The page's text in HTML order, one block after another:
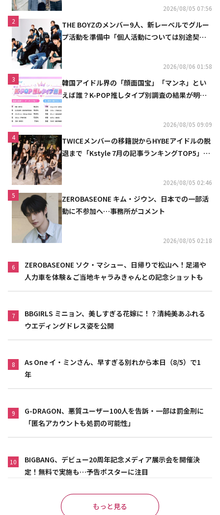
2026/08/05 07:56
2
THE BOYZのメンバー9人、新レーベルでグルー
プ活動を準備中「個人活動については別途契約
2026/08/06 01:58
3
韓国アイドル界の「顔面国宝」「マンネ」とい
えば誰？K-POP推しタイプ別調査の結果が明ら
2026/08/05 09:09
4
TWICEメンバーの移籍説からHYBEアイドルの脱
退まで「Kstyle 7月の記事ランキングTOP5」を
2026/08/05 02:46
5
ZEROBASEONE キム・ジウン、日本での一部活
動に不参加へ…事務所がコメント
2026/08/05 02:18
6
ZEROBASEONE ソク・マシュー、日帰りで松山へ！足湯や
人力車を体験＆ご当地キャラみきゃんとの記念ショットも
7
BBGIRLS ミニョン、美しすぎる花嫁に！？清純美あふれる
ウエディングドレス姿を公開
8
As One イ・ミンさん、早すぎる別れから本日（8/5）で1
年
9
G-DRAGON、悪質ユーザー100人を告訴・一部は罰金刑に
「匿名アカウントも処罰の可能性」
10
BIGBANG、デビュー20周年記念メディア展示会を開催決
定！無料で実施も…予告ポスターに注目
もっと見る